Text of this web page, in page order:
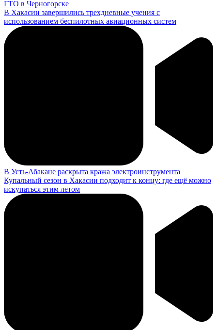
ГТО в Черногорске
В Хакасии завершились трехдневные учения с
использованием беспилотных авиационных систем
В Усть-Абакане раскрыта кража электроинструмента
Купальный сезон в Хакасии подходит к концу: где ещё можно
искупаться этим летом